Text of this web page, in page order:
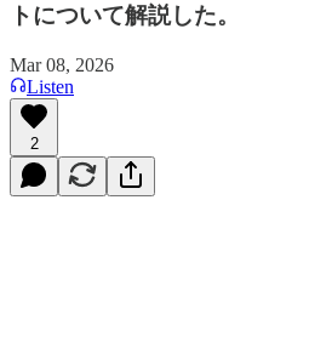
トについて解説した。
Mar 08, 2026
Listen
2